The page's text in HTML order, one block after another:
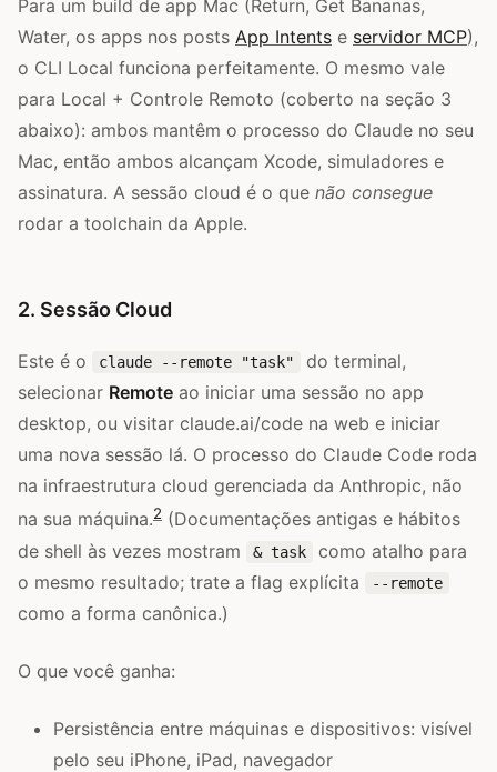
Para um build de app Mac (Return, Get Bananas,
Water, os apps nos posts App Intents e servidor MCP),
o CLI Local funciona perfeitamente. O mesmo vale
para Local + Controle Remoto (coberto na seção 3
abaixo): ambos mantêm o processo do Claude no seu
Mac, então ambos alcançam Xcode, simuladores e
assinatura. A sessão cloud é o que não consegue
rodar a toolchain da Apple.
2. Sessão Cloud
Este é o claude --remote "task"
do terminal,
selecionar Remote ao iniciar uma sessão no app
desktop, ou visitar claude.ai/code na web e iniciar
uma nova sessão lá. O processo do Claude Code roda
na infraestrutura cloud gerenciada da Anthropic, não
na sua máquina.2 (Documentações antigas e hábitos
de shell às vezes mostram
& task
como atalho para
o mesmo resultado; trate a flag explícita
--remote
como a forma canônica.)
O que você ganha:
Persistência entre máquinas e dispositivos: visível
pelo seu iPhone, iPad, navegador